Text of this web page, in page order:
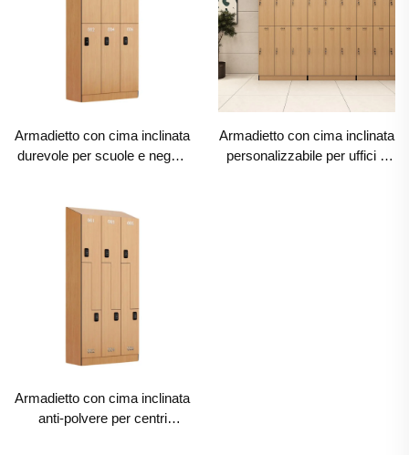
Armadietto con cima inclinata
durevole per scuole e negozi
angolazioni personalizzabili
Armadietto con cima inclinata
personalizzabile per uffici e
Armadietto con cima inclinata
anti-polvere per centri